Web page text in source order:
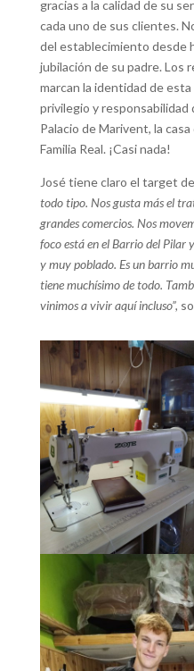
gracias a la calidad de su
cada uno de sus clientes.
del establecimiento desde
jubilación de su padre. Los
marcan la identidad de
privilegio y responsabilidad
Palacio de Marivent, la
Familia Real. ¡Casi nada!
José tiene claro el target
todo tipo. Nos gusta más el
grandes comercios. Nos
foco está en el Barrio del Pilar
y muy poblado. Es un barrio
tiene muchísimo de todo.
vinimos a vivir aquí incluso”,